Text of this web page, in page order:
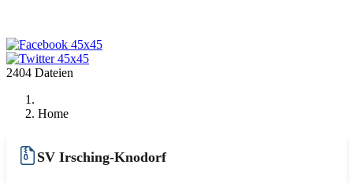
2404 Dateien
Home
SV Irsching-Knodorf